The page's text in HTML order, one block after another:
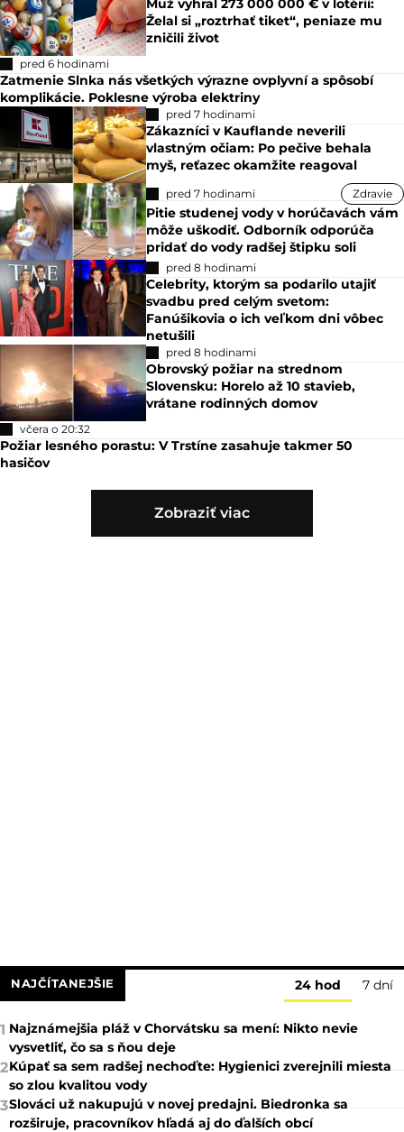
Želal si „roztrhať tiket“, peniaze mu
zničili život
pred 6 hodinami
Zatmenie Slnka nás všetkých výrazne ovplyvní a spôsobí
komplikácie. Poklesne výroba elektriny
pred 7 hodinami
Zákazníci v Kauflande neverili
vlastným očiam: Po pečive behala
myš, reťazec okamžite reagoval
pred 7 hodinami Zdravie
Pitie studenej vody v horúčavách vám
môže uškodiť. Odborník odporúča
pridať do vody radšej štipku soli
pred 8 hodinami
Celebrity, ktorým sa podarilo utajiť
svadbu pred celým svetom:
Fanúšikovia o ich veľkom dni vôbec
netušili
pred 8 hodinami
Obrovský požiar na strednom
Slovensku: Horelo až 10 stavieb,
vrátane rodinných domov
včera o 20:32
Požiar lesného porastu: V Trstíne zasahuje takmer 50
hasičov
Zobraziť viac
NAJČÍTANEJŠIE 24 hod 7 dní
1 Najznámejšia pláž v Chorvátsku sa mení: Nikto nevie
vysvetliť, čo sa s ňou deje
2Kúpať sa sem radšej nechoďte: Hygienici zverejnili miesta
so zlou kvalitou vody
3Slováci už nakupujú v novej predajni. Biedronka sa
rozširuje, pracovníkov hľadá aj do ďalších obcí